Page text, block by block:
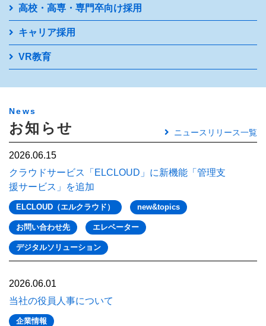
高校・高専・専門卒向け採用
キャリア採用
VR教育
News
お知らせ ニュースリリース一覧
2026.06.15
クラウドサービス「ELCLOUD」に新機能「管理支
援サービス」を追加
ELCLOUD（エルクラウド） new&topics
お問い合わせ先 エレベーター
デジタルソリューション
2026.06.01
当社の役員人事について
企業情報